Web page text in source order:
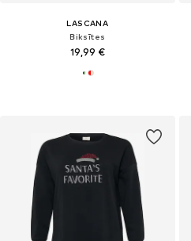
LASCANA
Biksītes
19,99 €